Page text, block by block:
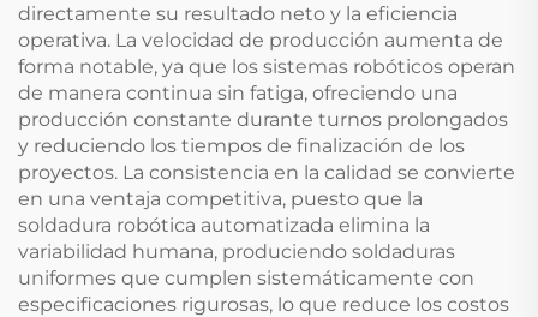
directamente su resultado neto y la eficiencia
operativa. La velocidad de producción aumenta de
forma notable, ya que los sistemas robóticos operan
de manera continua sin fatiga, ofreciendo una
producción constante durante turnos prolongados
y reduciendo los tiempos de finalización de los
proyectos. La consistencia en la calidad se convierte
en una ventaja competitiva, puesto que la
soldadura robótica automatizada elimina la
variabilidad humana, produciendo soldaduras
uniformes que cumplen sistemáticamente con
especificaciones rigurosas, lo que reduce los costos